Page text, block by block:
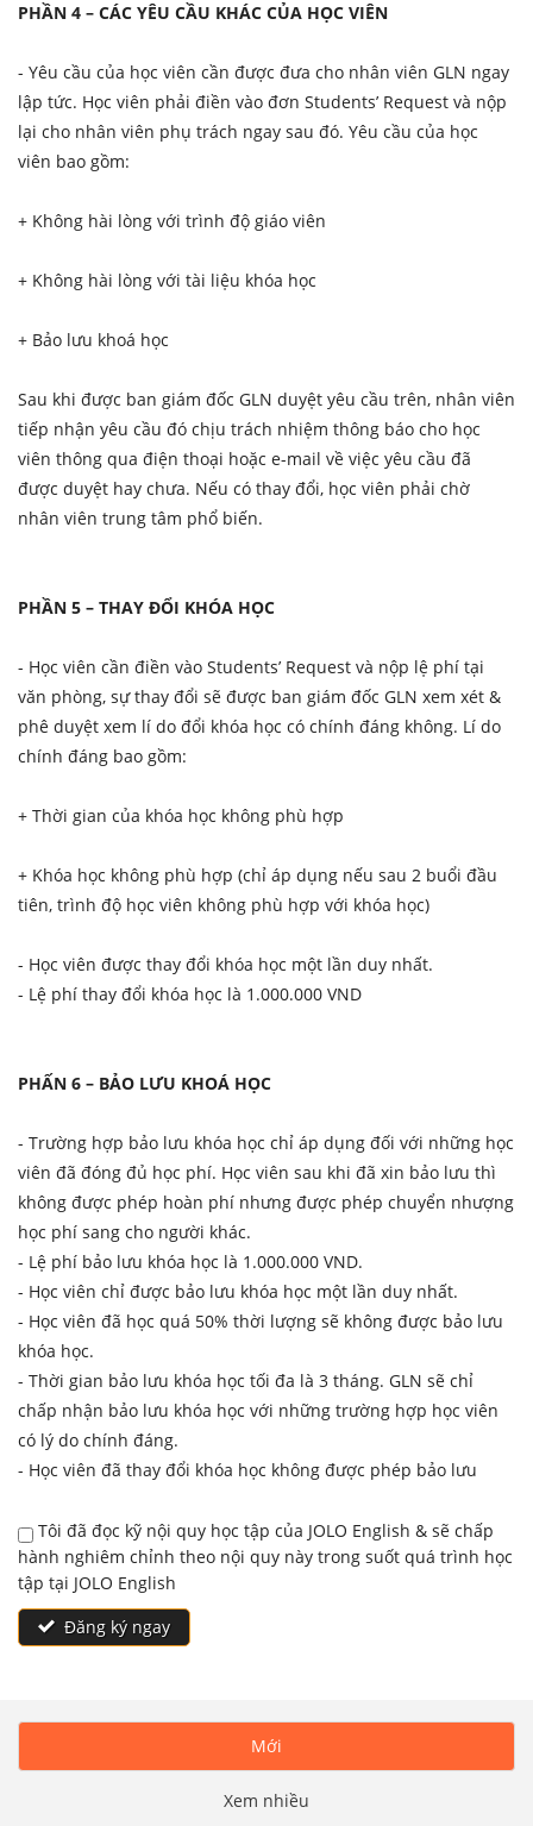
PHẦN 4 – CÁC YÊU CẦU KHÁC CỦA HỌC VIÊN
- Yêu cầu của học viên cần được đưa cho nhân viên GLN ngay
lập tức. Học viên phải điền vào đơn Students’ Request và nộp
lại cho nhân viên phụ trách ngay sau đó. Yêu cầu của học
viên bao gồm:
+ Không hài lòng với trình độ giáo viên
+ Không hài lòng với tài liệu khóa học
+ Bảo lưu khoá học
Sau khi được ban giám đốc GLN duyệt yêu cầu trên, nhân viên
tiếp nhận yêu cầu đó chịu trách nhiệm thông báo cho học
viên thông qua điện thoại hoặc e-mail về việc yêu cầu đã
được duyệt hay chưa. Nếu có thay đổi, học viên phải chờ
nhân viên trung tâm phổ biến.
PHẦN 5 – THAY ĐỔI KHÓA HỌC
- Học viên cần điền vào Students’ Request và nộp lệ phí tại
văn phòng, sự thay đổi sẽ được ban giám đốc GLN xem xét &
phê duyệt xem lí do đổi khóa học có chính đáng không. Lí do
chính đáng bao gồm:
+ Thời gian của khóa học không phù hợp
+ Khóa học không phù hợp (chỉ áp dụng nếu sau 2 buổi đầu
tiên, trình độ học viên không phù hợp với khóa học)
- Học viên được thay đổi khóa học một lần duy nhất.
- Lệ phí thay đổi khóa học là 1.000.000 VND
PHẤN 6 – BẢO LƯU KHOÁ HỌC
- Trường hợp bảo lưu khóa học chỉ áp dụng đối với những học
viên đã đóng đủ học phí. Học viên sau khi đã xin bảo lưu thì
không được phép hoàn phí nhưng được phép chuyển nhượng
học phí sang cho người khác.
- Lệ phí bảo lưu khóa học là 1.000.000 VND.
- Học viên chỉ được bảo lưu khóa học một lần duy nhất.
- Học viên đã học quá 50% thời lượng sẽ không được bảo lưu
khóa học.
- Thời gian bảo lưu khóa học tối đa là 3 tháng. GLN sẽ chỉ
chấp nhận bảo lưu khóa học với những trường hợp học viên
có lý do chính đáng.
- Học viên đã thay đổi khóa học không được phép bảo lưu
Tôi đã đọc kỹ nội quy học tập của JOLO English & sẽ chấp
hành nghiêm chỉnh theo nội quy này trong suốt quá trình học
tập tại JOLO English
Đăng ký ngay
Mới
Xem nhiều